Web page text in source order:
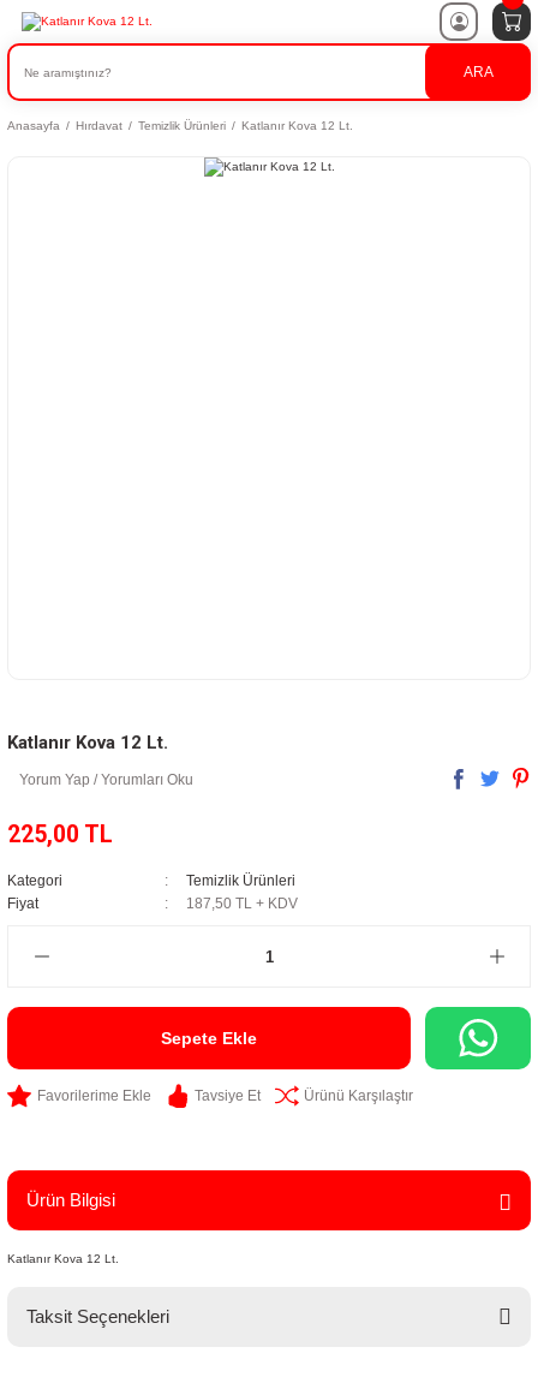
ARA
Anasayfa Hırdavat Temizlik Ürünleri Katlanır Kova 12 Lt.
Katlanır Kova 12 Lt.
Yorum Yap / Yorumları Oku
225,00 TL
Kategori
Temizlik Ürünleri
Fiyat
187,50 TL + KDV
Sepete Ekle
Tavsiye Et Ürünü Karşılaştır
Ürün Bilgisi
Katlanır Kova 12 Lt.
Taksit Seçenekleri